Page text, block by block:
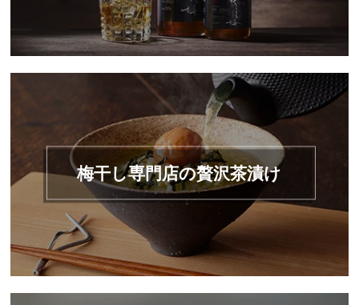
梅干し専門店の贅沢茶漬け